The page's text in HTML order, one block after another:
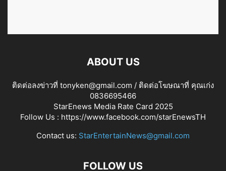
ABOUT US
ติดต่อลงข่าวที่ tonyken@gmail.com / ติดต่อโฆษณาที่ คุณเก่ง
0836695466
StarEnews Media Rate Card 2025
Follow Us : https://www.facebook.com/starEnewsTH
Contact us: StarEntertainNews@gmail.com
FOLLOW US